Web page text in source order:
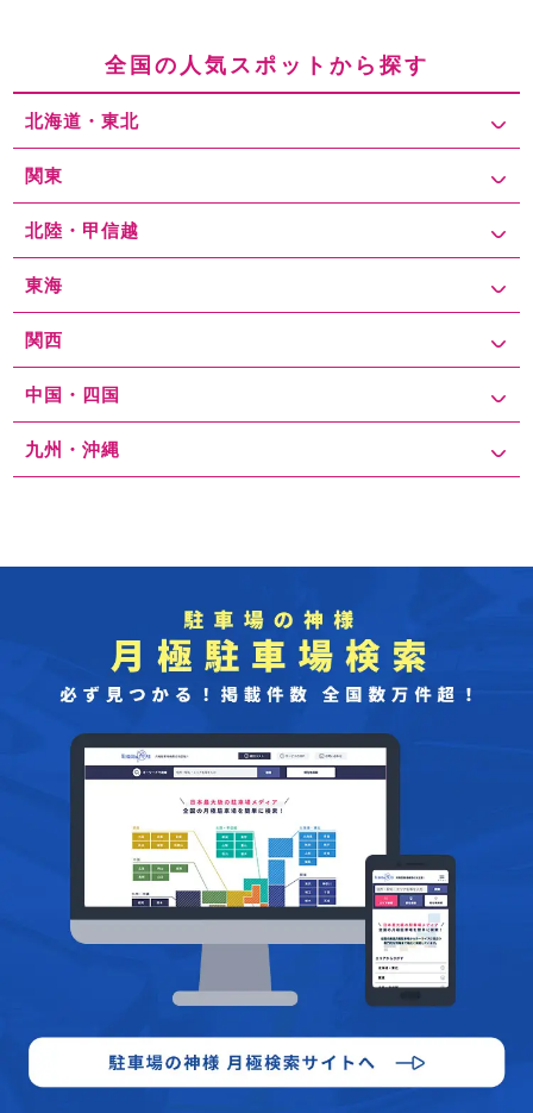
全国の人気スポットから探す
北海道・東北
関東
北陸・甲信越
東海
関西
中国・四国
九州・沖縄